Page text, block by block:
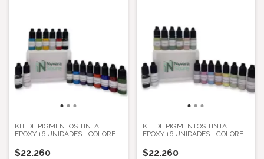
KIT DE PIGMENTOS TINTA
EPOXY 16 UNIDADES - COLORES
$22.260
KIT DE PIGMENTOS TINTA
EPOXY 16 UNIDADES - COLORES
$22.260